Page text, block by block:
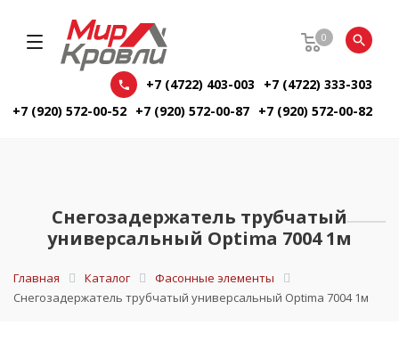
0
+7 (4722) 403-003
+7 (4722) 333-303
+7 (920) 572-00-52 +7 (920) 572-00-87 +7 (920) 572-00-82
Снегозадержатель трубчатый
универсальный Optima 7004 1м
Главная Каталог
Фасонные элементы
Снегозадержатель трубчатый универсальный Optima 7004 1м